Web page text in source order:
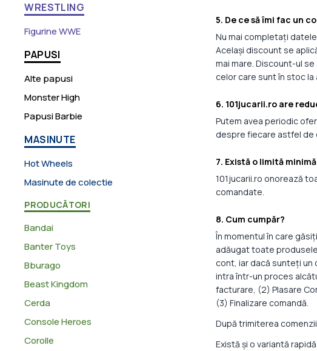
WRESTLING
Figurine WWE
PAPUSI
Alte papusi
Monster High
Papusi Barbie
MASINUTE
Hot Wheels
Masinute de colectie
PRODUCĂTORI
Bandai
Banter Toys
Bburago
Beast Kingdom
Cerda
Console Heroes
Corolle
5. De ce să îmi fac un
Nu mai completați
Același discount se
mai mare. Discount-ul
celor care sunt în stoc la
6. 101jucarii.ro are
Putem avea periodic
despre fiecare astfel de
7. Există o limită
101jucarii.ro onorează
comandate.
8. Cum cumpăr?
În momentul în care
adăugat toate
cont, iar dacă sunteți un
intra într-un proces
facturare, (2) Plasare
(3) Finalizare comandă.
După trimiterea
Există și o variantă